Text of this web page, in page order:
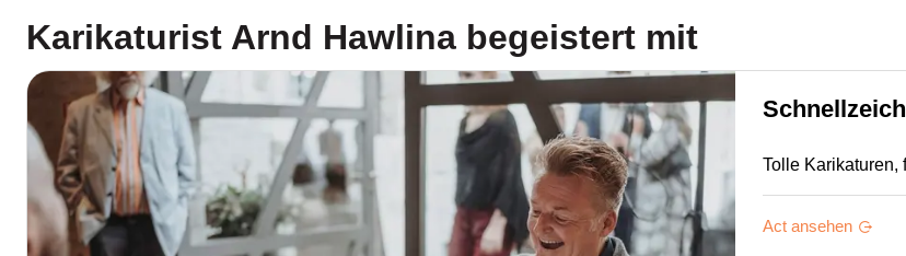
Karikaturist Arnd Hawlina begeistert mit
Tolle Karikaturen,
Act ansehen